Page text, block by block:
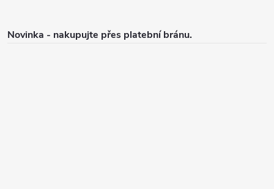
Novinka - nakupujte přes platební bránu.